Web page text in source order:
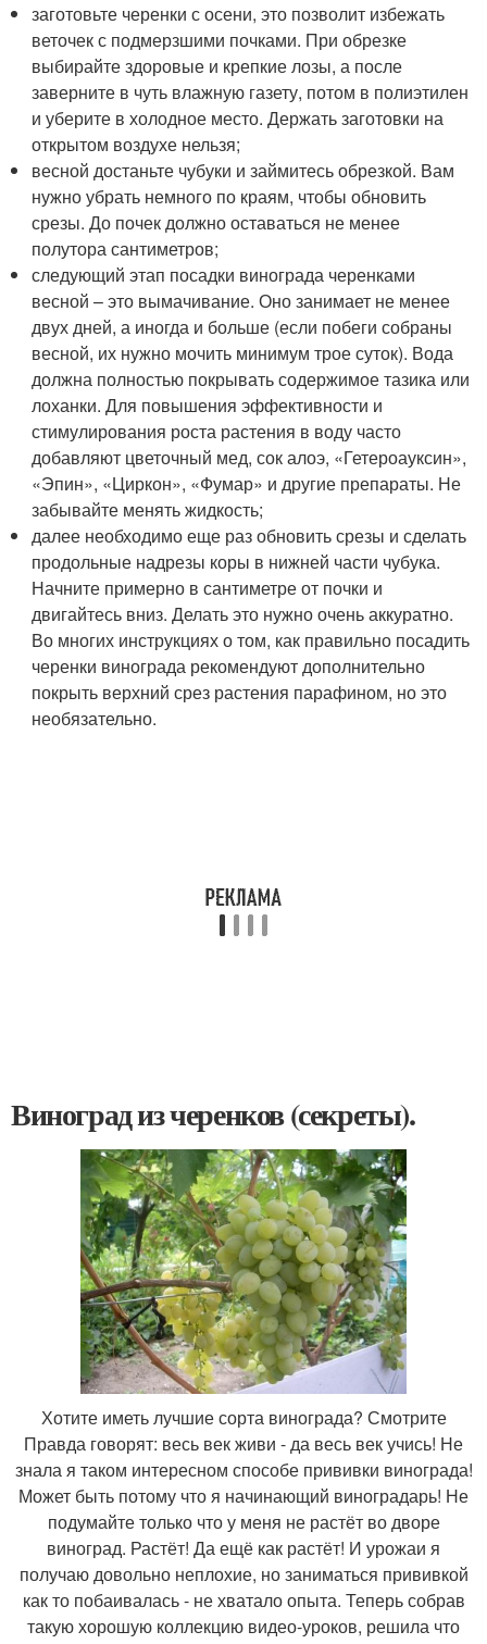
заготовьте черенки с осени, это позволит избежать
веточек с подмерзшими почками. При обрезке
выбирайте здоровые и крепкие лозы, а после
заверните в чуть влажную газету, потом в полиэтилен
и уберите в холодное место. Держать заготовки на
открытом воздухе нельзя;
весной достаньте чубуки и займитесь обрезкой. Вам
нужно убрать немного по краям, чтобы обновить
срезы. До почек должно оставаться не менее
полутора сантиметров;
следующий этап посадки винограда черенками
весной – это вымачивание. Оно занимает не менее
двух дней, а иногда и больше (если побеги собраны
весной, их нужно мочить минимум трое суток). Вода
должна полностью покрывать содержимое тазика или
лоханки. Для повышения эффективности и
стимулирования роста растения в воду часто
добавляют цветочный мед, сок алоэ, «Гетероауксин»,
«Эпин», «Циркон», «Фумар» и другие препараты. Не
забывайте менять жидкость;
далее необходимо еще раз обновить срезы и сделать
продольные надрезы коры в нижней части чубука.
Начните примерно в сантиметре от почки и
двигайтесь вниз. Делать это нужно очень аккуратно.
Во многих инструкциях о том, как правильно посадить
черенки винограда рекомендуют дополнительно
покрыть верхний срез растения парафином, но это
необязательно.
Виноград из черенков (секреты).
Хотите иметь лучшие сорта винограда? Смотрите
Правда говорят: весь век живи - да весь век учись! Не
знала я таком интересном способе прививки винограда!
Может быть потому что я начинающий виноградарь! Не
подумайте только что у меня не растёт во дворе
виноград. Растёт! Да ещё как растёт! И урожаи я
получаю довольно неплохие, но заниматься прививкой
как то побаивалась - не хватало опыта. Теперь собрав
такую хорошую коллекцию видео-уроков, решила что